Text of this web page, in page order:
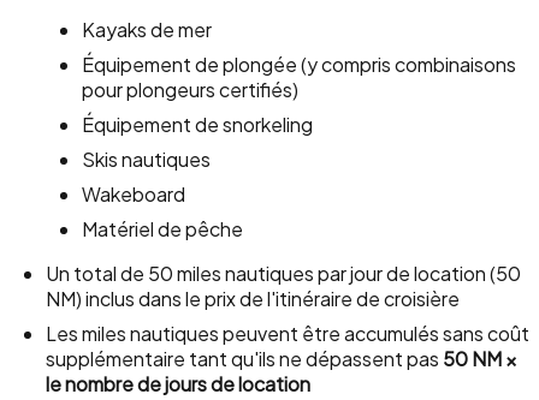
Kayaks de mer
Équipement de plongée (y compris combinaisons
pour plongeurs certifiés)
Équipement de snorkeling
Skis nautiques
Wakeboard
Matériel de pêche
Un total de 50 miles nautiques par jour de location (50
NM) inclus dans le prix de l'itinéraire de croisière
Les miles nautiques peuvent être accumulés sans coût
supplémentaire tant qu'ils ne dépassent pas 50 NM ×
le nombre de jours de location